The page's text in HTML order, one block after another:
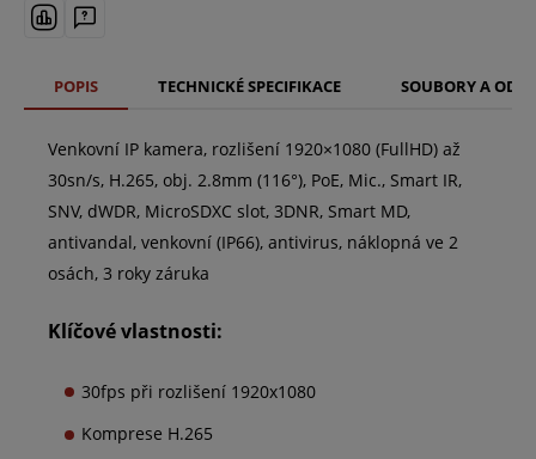
POPIS TECHNICKÉ SPECIFIKACE SOUBORY A
Venkovní IP kamera, rozlišení 1920×1080 (FullHD) až
30sn/s, H.265, obj. 2.8mm (116°), PoE, Mic., Smart IR,
SNV, dWDR, MicroSDXC slot, 3DNR, Smart MD,
antivandal, venkovní (IP66), antivirus, náklopná ve 2
osách, 3 roky záruka
Klíčové vlastnosti:
30fps při rozlišení 1920x1080
Komprese H.265